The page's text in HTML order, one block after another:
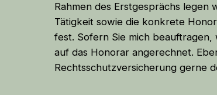
Rahmen des Erstgesprächs legen
Tätigkeit sowie die konkrete
fest. Sofern Sie mich
auf das Honorar angerechnet.
Rechtsschutzversicherung gerne